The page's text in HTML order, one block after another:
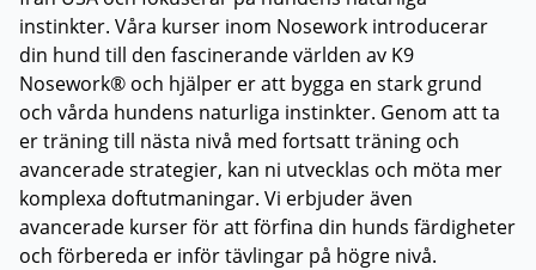
instinkter. Våra kurser inom Nosework introducerar
din hund till den fascinerande världen av K9
Nosework® och hjälper er att bygga en stark grund
och vårda hundens naturliga instinkter. Genom att ta
er träning till nästa nivå med fortsatt träning och
avancerade strategier, kan ni utvecklas och möta mer
komplexa doftutmaningar. Vi erbjuder även
avancerade kurser för att förfina din hunds färdigheter
och förbereda er inför tävlingar på högre nivå.